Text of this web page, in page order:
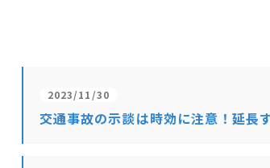
2023/11/30
交通事故の示談は時効に注意！延長